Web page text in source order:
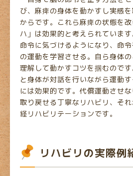
び、麻痺の身体を動かすし実感
からです。これら麻痺の状態を
ハ」は効果的と考えられていま
命令に気づけるようになり、命
の運動を学習させる。自ら身体
理解して動かすコツを掴むので
と身体が対話を行いながら運動
には効果的です。代償運動させ
取り戻せる丁寧なリハビリ、そ
経リハビリテーションです。
リハビリの実際例